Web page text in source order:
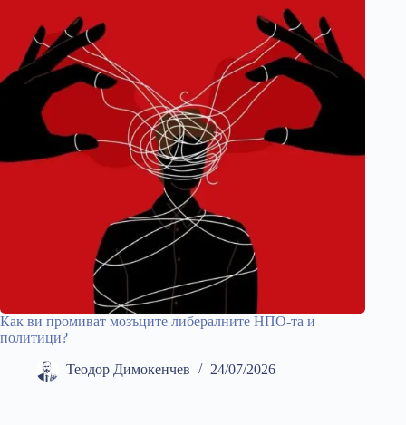
Как ви промиват мозъците либералните НПО-та и
политици?
Теодор Димокенчев 24/07/2026